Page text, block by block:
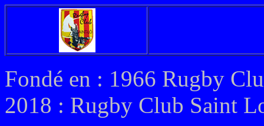
Fondé en : 1966 Rugby
2018 : Rugby Club Saint